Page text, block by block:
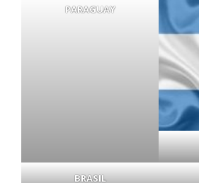
PARAGUAY
BRASIL